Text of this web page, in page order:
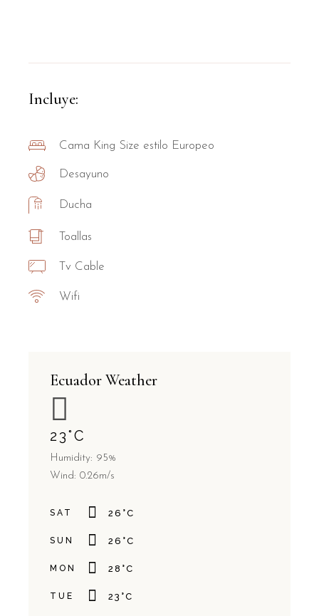
Incluye:
Cama King Size estilo Europeo
Desayuno
Ducha
Toallas
Tv Cable
Wifi
Ecuador Weather
23°C
Humidity: 95%
Wind: 0.26m/s
SAT 26 °C
SUN 26 °C
MON 28 °C
TUE 23 °C